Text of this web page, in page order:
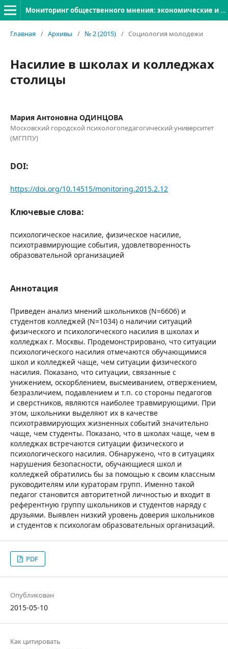
Мониторинг общественного мнения: экономические и социальные перемены
Главная / Архивы / № 2 (2015) / Социология молодежи
Насилие в школах и колледжах
столицы
Мария Антоновна ОДИНЦОВА
Московский городской психологопедагогический университет
(МГППУ)
DOI:
https://doi.org/10.14515/monitoring.2015.2.12
Ключевые слова:
психологическое насилие, физическое насилие,
психотравмирующие события, удовлетворенность
образовательной организацией
Аннотация
Приведен анализ мнений школьников (N=6606) и
студентов колледжей (N=1034) о наличии ситуаций
физического и психологического насилия в школах и
колледжах г. Москвы. Продемонстрировано, что ситуации
психологического насилия отмечаются обучающимися
школ и колледжей чаще, чем ситуации физического
насилия. Показано, что ситуации, связанные с
унижением, оскорблением, высмеиванием, отвержением,
безразличием, подавлением и т.п. со стороны педагогов
и сверстников, являются наиболее травмирующими. При
этом, школьники выделяют их в качестве
психотравмирующих жизненных событий значительно
чаще, чем студенты. Показано, что в школах чаще, чем в
колледжах встречаются ситуации физического и
психологического насилия. Обнаружено, что в ситуациях
нарушения безопасности, обучающиеся школ и
колледжей обратились бы за помощью к своим классным
руководителям или кураторам групп. Именно такой
педагог становится авторитетной личностью и входит в
референтную группу школьников и студентов наряду с
друзьями. Выявлен низкий уровень доверия школьников
и студентов к психологам образовательных организаций.
PDF
Опубликован
2015-05-10
Как цитировать